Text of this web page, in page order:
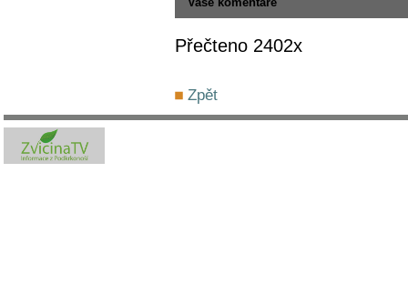
Přečteno 2402x
Zpět